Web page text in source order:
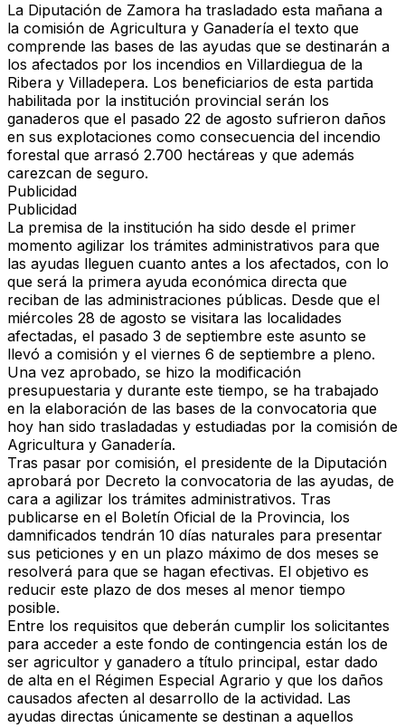
La Diputación de Zamora ha trasladado esta mañana a
la comisión de Agricultura y Ganadería el texto que
comprende las bases de las ayudas que se destinarán a
los afectados por los incendios en Villardiegua de la
Ribera y Villadepera. Los beneficiarios de esta partida
habilitada por la institución provincial serán los
ganaderos que el pasado 22 de agosto sufrieron daños
en sus explotaciones como consecuencia del incendio
forestal que arrasó 2.700 hectáreas y que además
carezcan de seguro.
Publicidad
Publicidad
La premisa de la institución ha sido desde el primer
momento agilizar los trámites administrativos para que
las ayudas lleguen cuanto antes a los afectados, con lo
que será la primera ayuda económica directa que
reciban de las administraciones públicas. Desde que el
miércoles 28 de agosto se visitara las localidades
afectadas, el pasado 3 de septiembre este asunto se
llevó a comisión y el viernes 6 de septiembre a pleno.
Una vez aprobado, se hizo la modificación
presupuestaria y durante este tiempo, se ha trabajado
en la elaboración de las bases de la convocatoria que
hoy han sido trasladadas y estudiadas por la comisión de
Agricultura y Ganadería.
Tras pasar por comisión, el presidente de la Diputación
aprobará por Decreto la convocatoria de las ayudas, de
cara a agilizar los trámites administrativos. Tras
publicarse en el Boletín Oficial de la Provincia, los
damnificados tendrán 10 días naturales para presentar
sus peticiones y en un plazo máximo de dos meses se
resolverá para que se hagan efectivas. El objetivo es
reducir este plazo de dos meses al menor tiempo
posible.
Entre los requisitos que deberán cumplir los solicitantes
para acceder a este fondo de contingencia están los de
ser agricultor y ganadero a título principal, estar dado
de alta en el Régimen Especial Agrario y que los daños
causados afecten al desarrollo de la actividad. Las
ayudas directas únicamente se destinan a aquellos